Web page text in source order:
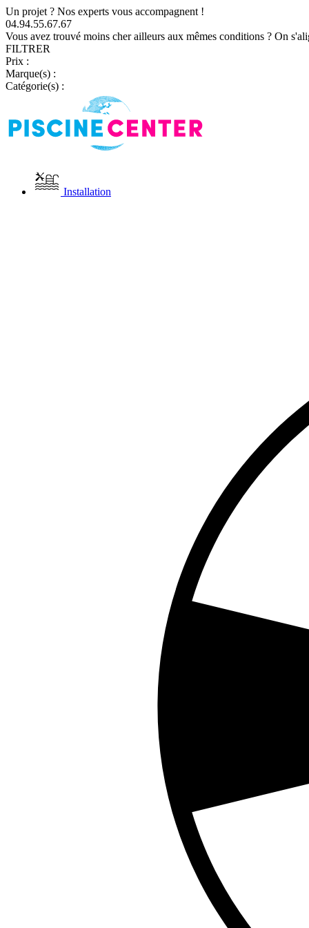
Un projet ? Nos experts vous accompagnent !
04.94.55.67.67
Vous avez trouvé moins cher ailleurs aux mêmes conditions ? On
FILTRER
Prix :
Marque(s) :
Catégorie(s) :
Installation